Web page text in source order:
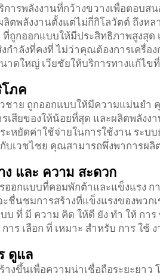
การพลังงานที่กว้างขวางเพื่อตอบ
ตพลังงานตั้งแต่ไม่กี่กิโลวัตต์ ถึงหล
ถูกออกแบบให้มีประสิทธิภาพสูงสุด
กําลังที่คงที่ ไม่ว่าคุณต้องการเครื่อ
าดใหญ่ เวียชัยให้บริการทางแก้ไ
ภค
วชาย ถูกออกแบบให้มีความแม่นยํ
เสียของให้น้อยที่สุด และผลิตพลัง
ยัดค่าใช้จ่ายในการใช้งาน ระบบ
บเวชไชย คุณสามารถพึ่งพาการผ
ง และ ความ สะดวก
ออกแบบที่คอมพักต้าและแข็งแรง
ชื่นชมการสร้างที่แข็งแรงของพวก
ที่ มี ความ คิด ให้ดี ยัง ทํา ให้ การ
าร เลือก ที่ เหมาะ สําหรับ การ ใช้
ดูแล
างขึ้นเพื่อความน่าเชื่อถือระยะยาว